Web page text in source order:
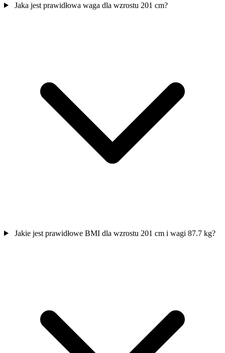
Jaka jest prawidłowa waga dla wzrostu 201 cm?
Jakie jest prawidłowe BMI dla wzrostu 201 cm i wagi 87.7 kg?